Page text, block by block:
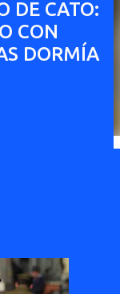
DE CATO:
CON
DORMÍA